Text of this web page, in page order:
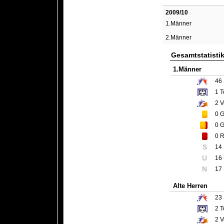
2009/10
1.Männer
2.Männer
Gesamtstatistik
1.Männer
46
1
2
0
0
0
S 14
U 16
N 17
Alte Herren
23
2
2